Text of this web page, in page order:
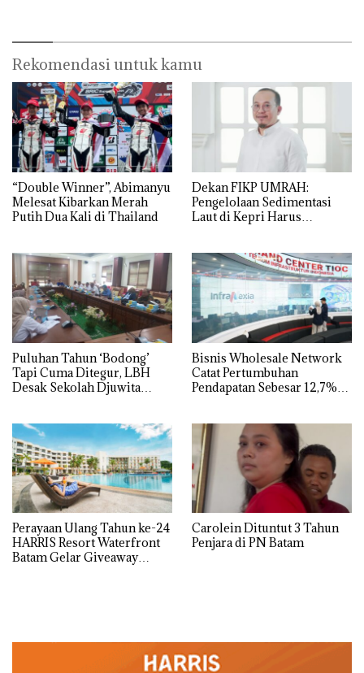
Rekomendasi untuk kamu
“Double Winner”, Abimanyu
Melesat Kibarkan Merah
Putih Dua Kali di Thailand
Dekan FIKP UMRAH:
Pengelolaan Sedimentasi
Laut di Kepri Harus
dengan Konservasi
Puluhan Tahun ‘Bodong’
Tapi Cuma Ditegur, LBH
Desak Sekolah Djuwita
Bisnis Wholesale Network
Catat Pertumbuhan
Pendapatan Sebesar 12,7%
Perayaan Ulang Tahun ke-24
HARRIS Resort Waterfront
Batam Gelar Giveaway
Carolein Dituntut 3 Tahun
Penjara di PN Batam